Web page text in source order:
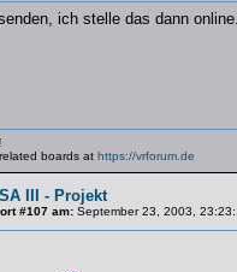
ich stelle das dann
boards at https://vrforum.de
III - Projekt
#107 am: September 23, 2003,